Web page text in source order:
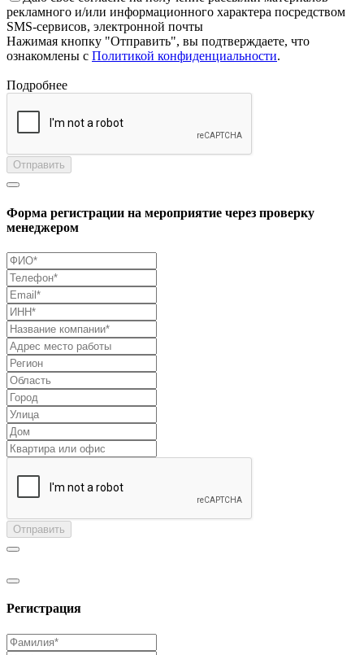
рекламного и/или информационного характера посредством
SMS-сервисов, электронной почты
Нажимая кнопку "Отправить", вы подтверждаете, что
ознакомлены с Политикой конфиденциальности.
Подробнее
Отправить
Форма регистрации на мероприятие через проверку
менеджером
Отправить
Регистрация